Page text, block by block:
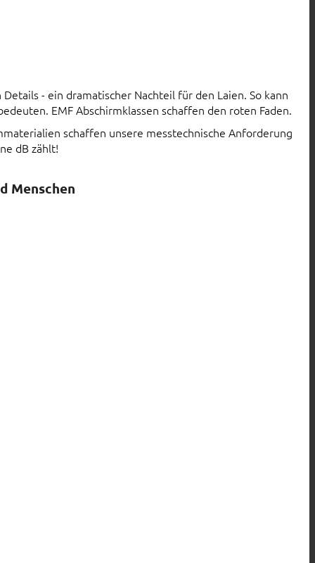
- ein dramatischer Nachteil für den Laien. So kann
EMF Abschirmklassen schaffen den roten Faden.
schaffen unsere messtechnische Anforderung
dB zählt!
Menschen